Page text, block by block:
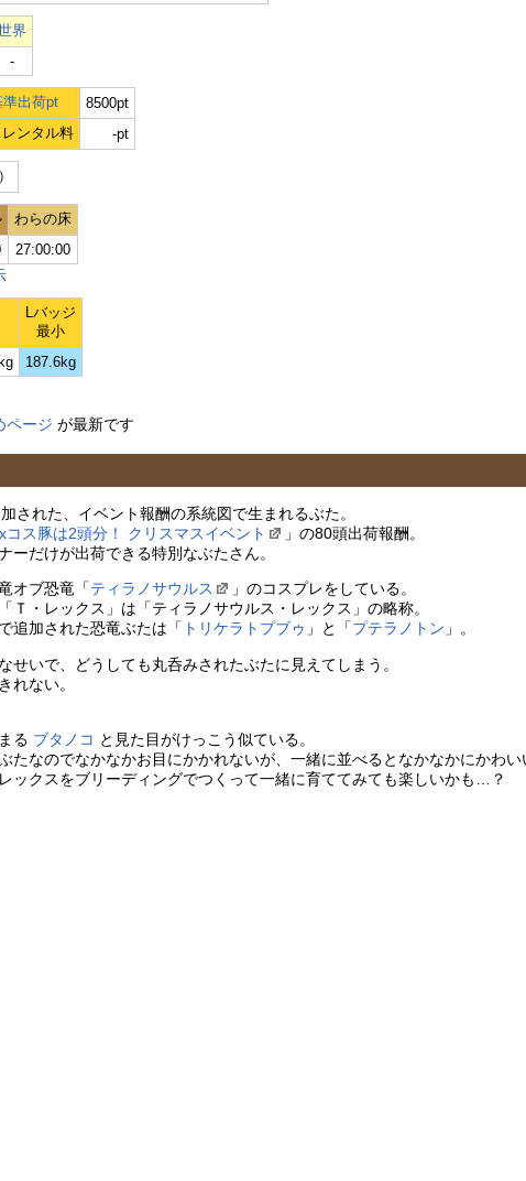
界
‐
準出荷pt
8500pt
レンタル料 -pt
わらの床
27:00:00
Lバッジ
最小
187.6kg
ページ が最新です
された、イベント報酬の系統図で生まれるぶた。
コス豚は2頭分！ クリスマスイベント
」の80頭出荷報酬。
ーだけが出荷できる特別なぶたさん。
オブ恐竜「ティラノサウルス
」のコスプレをしている。
Ｔ・レックス」は「ティラノサウルス・レックス」の略称。
追加された恐竜ぶたは「 トリケラトプブゥ 」と「プテラノトン 」。
せいで、どうしても丸呑みされたぶたに見えてしまう。
れない。
る ブタノコ と見た目がけっこう似ている。
たなのでなかなかお目にかかれないが、一緒に並べるとなかなかにかわい
ックスをブリーディングでつくって一緒に育ててみても楽しいかも…？